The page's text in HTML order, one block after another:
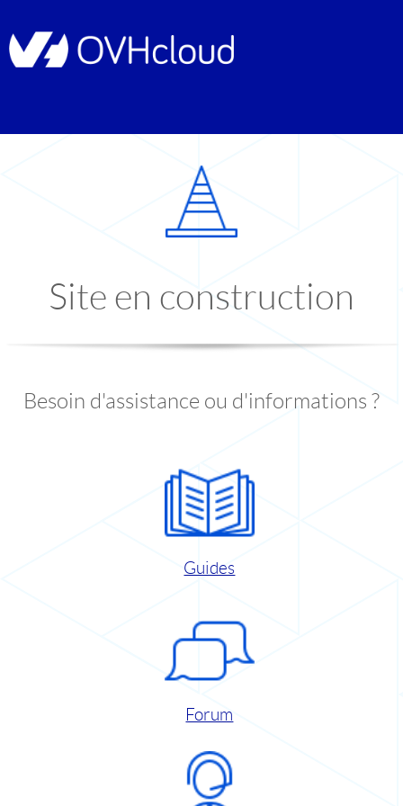
Site en construction
Besoin d'assistance ou d'informations ?
Guides
Forum